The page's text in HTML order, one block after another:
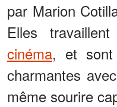
par Marion
Elles
cinéma, et sont
charmantes
même sourire